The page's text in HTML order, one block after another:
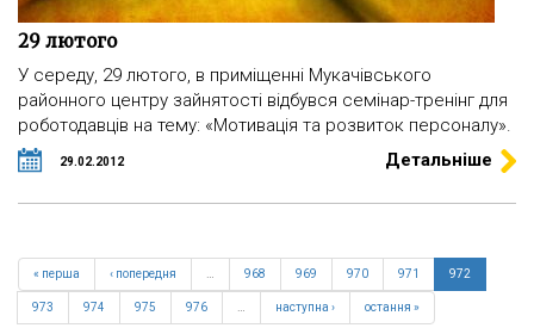
29 лютого
У середу, 29 лютого, в приміщенні Мукачівського
районного центру зайнятості відбувся семінар-тренінг для
роботодавців на тему: «Мотивація та розвиток персоналу».
29.02.2012 Детальніше
« перша ‹ попередня 968 969 970 971 972
973 974 975 976 наступна › остання »